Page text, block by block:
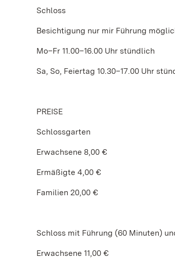
Schloss
Besichtigung nur mir Führung
Mo–Fr 11.00–16.00 Uhr stündlich
Sa, So, Feiertag 10.30–17.00 Uhr
PREISE
Schlossgarten
Erwachsene 8,00 €
Ermäßigte 4,00 €
Familien 20,00 €
Schloss mit Führung (60 Minuten)
Erwachsene 11,00 €